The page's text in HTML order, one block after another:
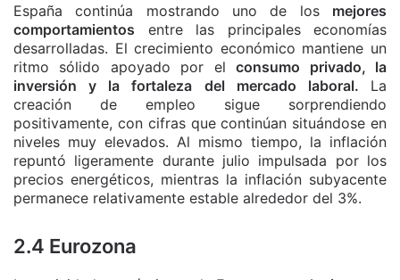
España continúa mostrando uno de los mejores
comportamientos entre las principales economías
desarrolladas. El crecimiento económico mantiene un
ritmo sólido apoyado por elconsumo privado, la
inversión y la fortaleza del mercado laboral. La
creación de empleo sigue sorprendiendo
positivamente, con cifras que continúan situándose en
niveles muy elevados. Al mismo tiempo, la inflación
repuntó ligeramente durante julio impulsada por los
precios energéticos, mientras la inflación subyacente
permanece relativamente estable alrededor del 3%.
2.4 Eurozona